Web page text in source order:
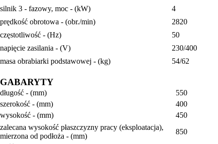
silnik 3 - fazowy, moc - (kW)
4
prędkość obrotowa - (obr./min)
2820
częstotliwość - (Hz)
50
napięcie zasilania - (V)
230/400
masa obrabiarki podstawowej - (kg)
54/62
GABARYTY
długość - (mm)
550
szerokość - (mm)
400
wysokość - (mm)
450
zalecana wysokość płaszczyzny pracy (eksploatacja),
mierzona od podłoża - (mm)
850